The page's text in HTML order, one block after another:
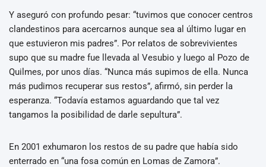
Y aseguró con profundo pesar: “tuvimos que conocer centros
clandestinos para acercarnos aunque sea al último lugar en
que estuvieron mis padres”. Por relatos de sobrevivientes
supo que su madre fue llevada al Vesubio y luego al Pozo de
Quilmes, por unos días. “Nunca más supimos de ella. Nunca
más pudimos recuperar sus restos”, afirmó, sin perder la
esperanza. “Todavía estamos aguardando que tal vez
tangamos la posibilidad de darle sepultura”.
En 2001 exhumaron los restos de su padre que había sido
enterrado en “una fosa común en Lomas de Zamora”.